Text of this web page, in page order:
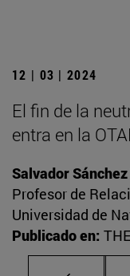
12 | 03 | 2024
El fin de la
entra en la
Salvador
Profesor de
Universidad de
Publicado en: